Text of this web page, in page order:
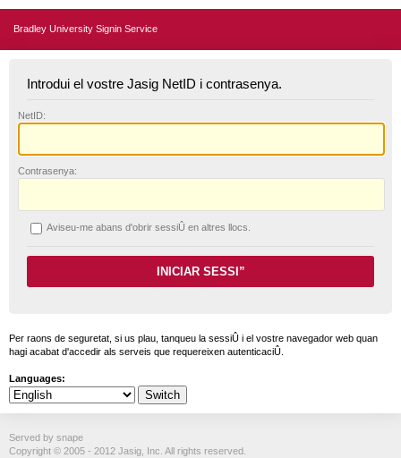
Bradley University Signin Service
Introdui el vostre Jasig NetID i contrasenya.
NetID:
Contrasenya:
Aviseu-me abans d'obrir sessiÛ en altres llocs.
Per raons de seguretat, si us plau, tanqueu la sessiÛ i el vostre navegador web quan
hagi acabat d'accedir als serveis que requereixen autenticaciÛ.
Languages:
Served by snape
Copyright © 2005 - 2012 Jasig, Inc. All rights reserved.